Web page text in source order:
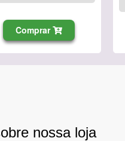
Comprar
nossa loja